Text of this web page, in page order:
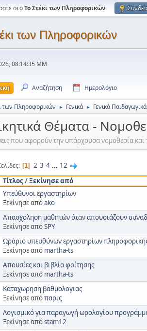
στοΤο Στέκι των Πληροφορικών.
των Πληροφορικών
08:14:35 ΜΜ
Αναζήτηση Ημερολόγιο
των Πληροφορικών ► Γενικά ► Γενικά
Θέματα -
που αφορούν την υπάρχουσα νομοθεσία και
1 2 3 4 ... 12
Τίτλος/Ξεκίνησε από
Υπεύθυνοι εργαστηρίων
Ξεκίνησε απόako
Απασχόληση μαθητών όταν απουσιάζουν
Ξεκίνησε απόSPY
Ωράριο υπευθύνων εργαστηρίων
Ξεκίνησε από martha-ts
Απουσίες και βιβλία φοίτησης
Ξεκίνησε από martha-ts
Καταχωρηση βαθμολογιας
Ξεκίνησε απόπαρις
Λογισμικό για παραγωγή ωρολογίου
Ξεκίνησε απόstam12